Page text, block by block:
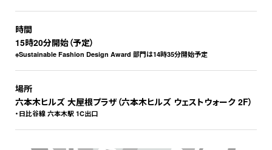
時間
15時20分開始（予定）
※Sustainable Fashion Design Award 部門は14時35分開始予定
場所
六本木ヒルズ 大屋根プラザ（六本木ヒルズ ウェストウォーク 2F）
・日比谷線 六本木駅 1C出口